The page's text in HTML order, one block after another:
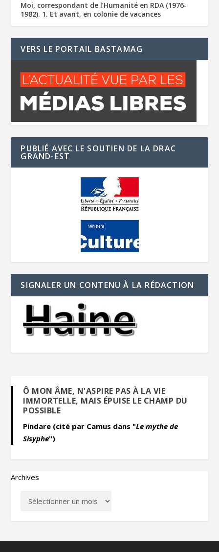
Moi, correspondant de l’Humanité en RDA (1976-
1982). 1. Et avant, en colonie de vacances
VERS LE PORTAIL BASTAMAG
PUBLIÉ AVEC LE SOUTIEN DE LA DRAC
GRAND-EST
SIGNALER UN CONTENU À LA RÉDACTION
Ô MON ÂME, N'ASPIRE PAS À LA VIE
IMMORTELLE, MAIS ÉPUISE LE CHAMP DU
POSSIBLE
Pindare (cité par Camus dans "Le mythe de
Sisyphe")
Archives